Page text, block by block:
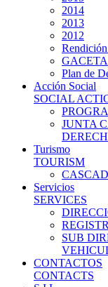
2014
2013
2012
GACETA
Plan de
Acción Social
SOCIAL
JUNTA
Turismo
TOURISM
Servicios
SERVICES
SUB
CONTACTOS
CONTACTS